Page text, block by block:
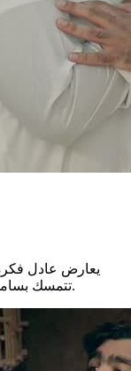
يعارض عادل
تتمسك بسامي ويتم الزواج وقرار بمنعهم من دخول المنزل.